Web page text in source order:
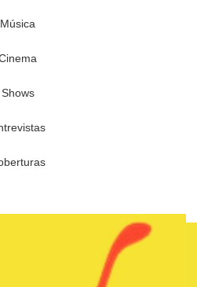
Música
Shows